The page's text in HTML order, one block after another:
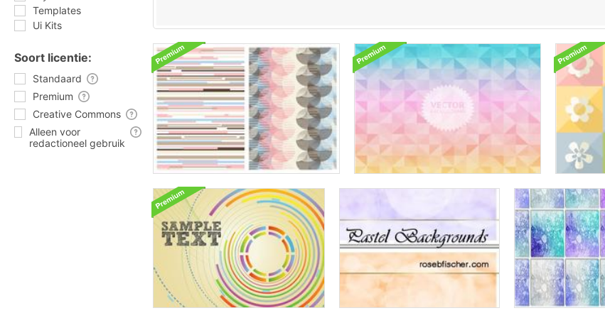
Templates
Ui Kits
Soort licentie:
Standaard
Premium
Creative Commons
Alleen voor
redactioneel gebruik